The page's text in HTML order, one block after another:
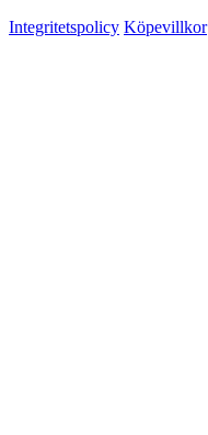
Integritetspolicy Köpevillkor